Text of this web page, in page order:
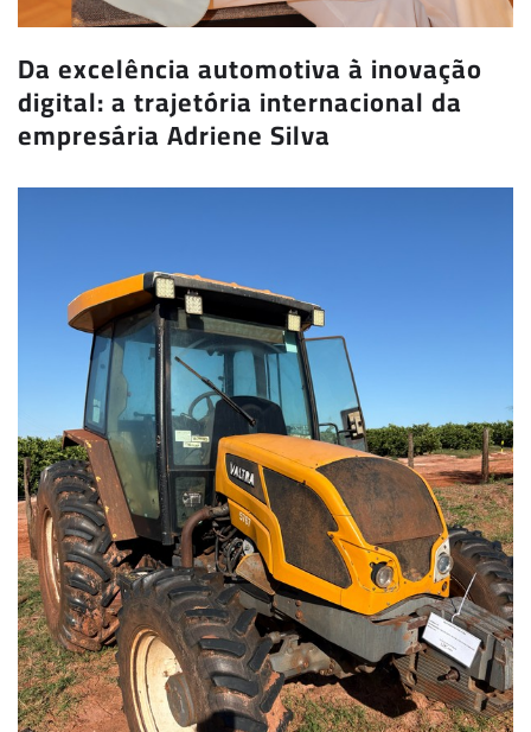
Da excelência automotiva à inovação
digital: a trajetória internacional da
empresária Adriene Silva